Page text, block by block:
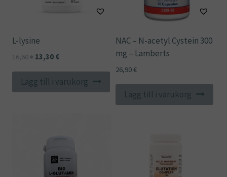
L-lysine
16,60€ Det
priset
var:
13,30 €Det
priset
är:
Lägg till i varukorg
NAC – N-acetyl Cystein 300
mg – Lamberts
26,90€
Lägg till i varukorg